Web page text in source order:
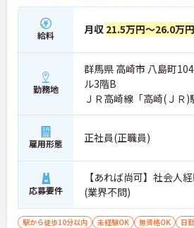
給料 月収 21.5万円～26.0万円
勤務地
群馬県 高崎市 八島町
ル3階B
ＪＲ高崎線「高崎(ＪＲ
雇用形態 正社員(正職員)
応募要件
【あれば尚可】社会人
(業界不問)
駅から徒歩10分以内 未経験OK 無資格OK 日